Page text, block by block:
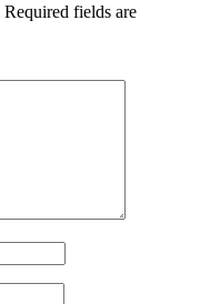
Required fields are